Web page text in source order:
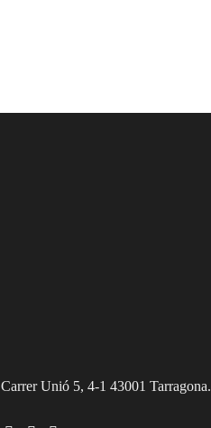
Carrer Unió 5, 4-1 43001 Tarragona.